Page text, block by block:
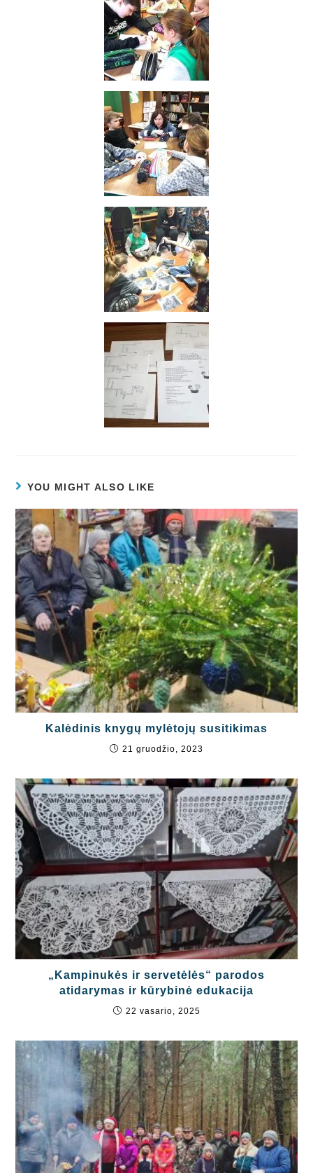
YOU MIGHT ALSO LIKE
Kalėdinis knygų mylėtojų susitikimas
21 gruodžio, 2023
„Kampinukės ir servetėlės“ parodos
atidarymas ir kūrybinė edukacija
22 vasario, 2025